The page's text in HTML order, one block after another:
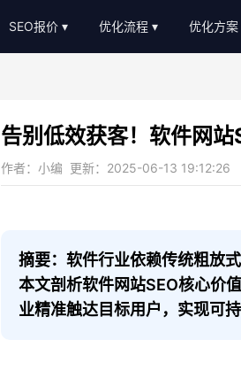
SEO报价 优化流程
常见问题
服务优势
优化方案
b2c/b
传统
装修
医疗医
告别低效获客！软件网
作者：小编 更新：2025-06-13 19:12:26
摘要：软件行业依赖传统粗放
本文剖析软件网站SEO核心价
业精准触达目标用户，实现可持